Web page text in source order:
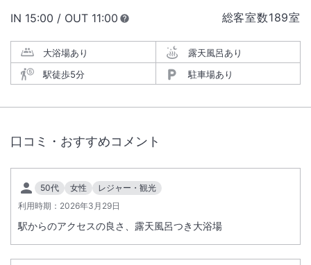
総客室数189室
IN チェックイン
15:00 / OUT チェックアウト
11:00
大浴場あり
露天風呂あり
駅徒歩5分
駐車場あり
口コミ・おすすめコメント
50代 女性
レジャー・観光
利用時期： 2026年3月29日
駅からのアクセスの良さ、露天風呂つき大浴場